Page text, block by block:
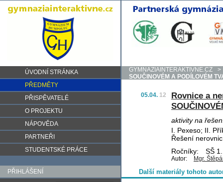
ÚVODNÍ STRÁNKA
PŘEDMĚTY
PŘISPĚVATELÉ
O PROJEKTU
NÁPOVĚDA
PARTNEŘI
STUDENTSKÉ PRÁCE
PŘIHLÁŠENÍ
GYMNAZIAINTERAKTIVNE.CZ
>
SOUČINOVÉM A PODÍLOVÉM
05.04. 12
Rovnice a
aktivity na
I. Pexeso; II.
Řešení
Ročníky:
SŠ
Autor: Mgr.
Další materiály tohoto